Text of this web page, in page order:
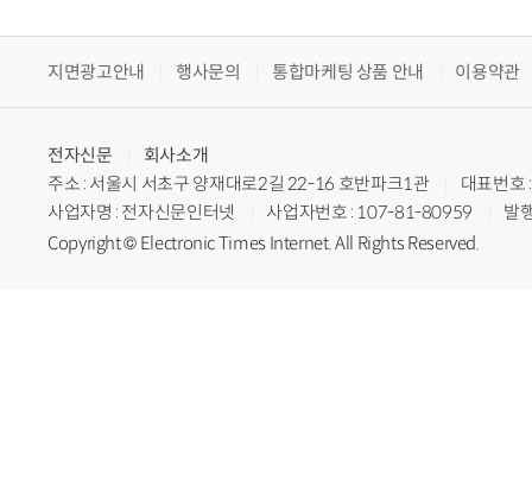
지면광고안내 행사문의 통합마케팅 상품 안내 이용약관
전자신문
회사소개
주소 : 서울시 서초구 양재대로2길 22-16 호반파크1관
대표번
사업자명 : 전자신문인터넷
사업자번호 : 107-81-80959
발
Copyright © Electronic Times Internet. All Rights Reserved.